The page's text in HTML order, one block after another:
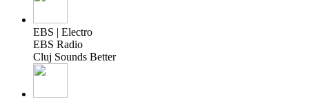
EBS | Electro
EBS Radio
Cluj Sounds Better